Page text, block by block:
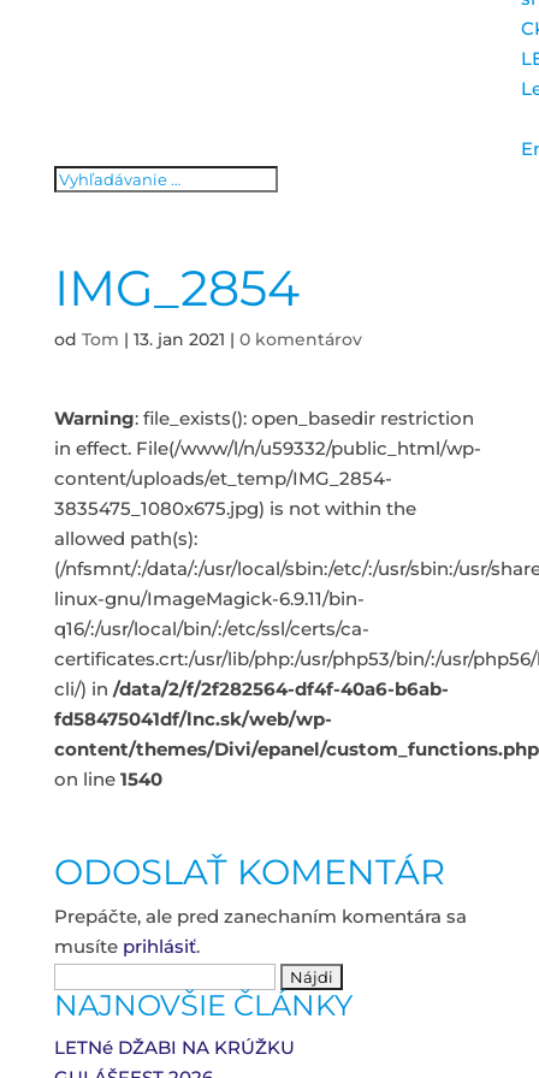
IMG_2854
od Tom | 13. jan 2021 | 0 komentárov
Warning: file_exists(): open_basedir restriction
in effect. File(/www/l/n/u59332/public_html/wp-
content/uploads/et_temp/IMG_2854-
3835475_1080x675.jpg) is not within the
allowed path(s):
(/nfsmnt/:/data/:/usr/local/sbin:/etc/:/usr/sbin:/usr/
linux-gnu/ImageMagick-6.9.11/bin-
q16/:/usr/local/bin/:/etc/ssl/certs/ca-
certificates.crt:/usr/lib/php:/usr/php53/bin/:/usr/
cli/) in /data/2/f/2f282564-df4f-40a6-b6ab-
fd58475041df/lnc.sk/web/wp-
content/themes/Divi/epanel/custom_functions.php
on line 1540
ODOSLAŤ KOMENTÁR
Prepáčte, ale pred zanechaním komentára sa
musíte prihlásiť.
NAJNOVŠIE ČLÁNKY
LETNé DŽABI NA KRÚŽKU